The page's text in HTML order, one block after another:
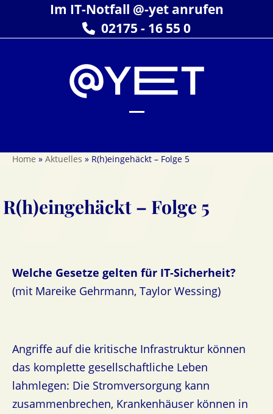
content
Im IT-Notfall @-yet anrufen
02175 - 16 55 0
menu
menu
Home » Aktuelles » R(h)eingehäckt – Folge 5
R(h)eingehäckt – Folge 5
Welche Gesetze gelten für IT-Sicherheit?
(mit Mareike Gehrmann, Taylor Wessing)
Angriffe auf die kritische Infrastruktur können
das komplette gesellschaftliche Leben
lahmlegen: Die Stromversorgung kann
zusammenbrechen, Krankenhäuser können in